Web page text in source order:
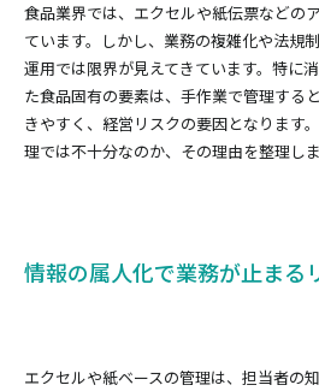
食品業界では、エクセルや紙伝票などの
ています。しかし、業務の複雑化や法規
運用では限界が見えてきています。特に
た食品固有の要素は、手作業で管理する
きやすく、経営リスクの要因となります
理では不十分なのか、その理由を整理しま
情報の属人化で業務が止まる
エクセルや紙ベースの管理は、担当者の